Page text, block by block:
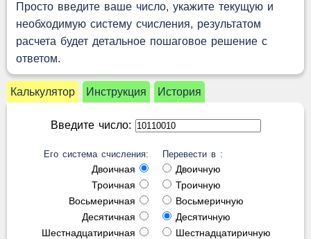
Просто введите ваше число, укажите текущую и
необходимую систему счисления, результатом
расчета будет детальное пошаговое решение с
ответом.
Калькулятор Инструкция История
Введите число:
Его система счисления:
Двоичная
Троичная
Восьмеричная
Десятичная
Шестнадцатиричная
Перевести в :
Двоичную
Троичную
Восьмеричную
Десятичную
Шестнадцатиричную